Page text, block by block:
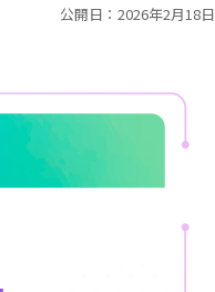
公開日：2026年2月18日